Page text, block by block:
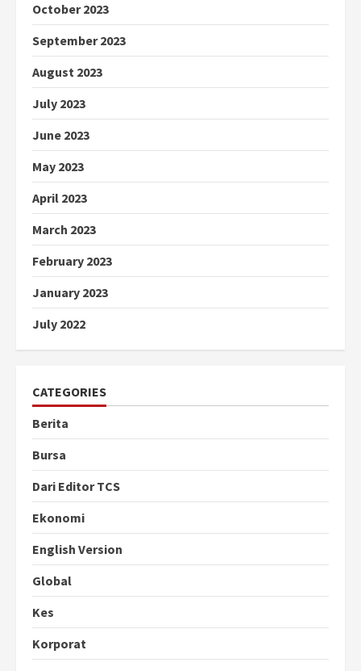
October 2023
September 2023
August 2023
July 2023
June 2023
May 2023
April 2023
March 2023
February 2023
January 2023
July 2022
CATEGORIES
Berita
Bursa
Dari Editor TCS
Ekonomi
English Version
Global
Kes
Korporat